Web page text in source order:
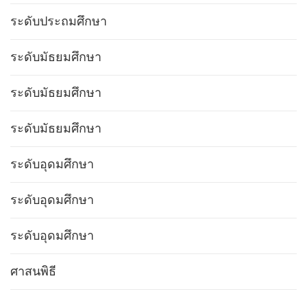
ระดับประถมศึกษา
ระดับมัธยมศึกษา
ระดับมัธยมศึกษา
ระดับมัธยมศึกษา
ระดับอุดมศึกษา
ระดับอุดมศึกษา
ระดับอุดมศึกษา
ศาสนพิธี